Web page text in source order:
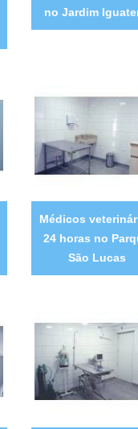
no Jardim
Médicos
24 horas no
São Lucas